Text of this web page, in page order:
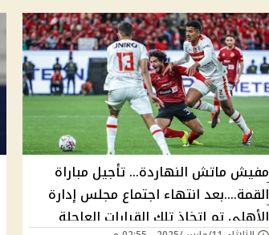
مفيش ماتش النهاردة... تأجيل مباراة
القمة....بعد انتهاء اجتماع مجلس إدارة
الأهلى تم اتخاذ تلك القرارات العاجلة